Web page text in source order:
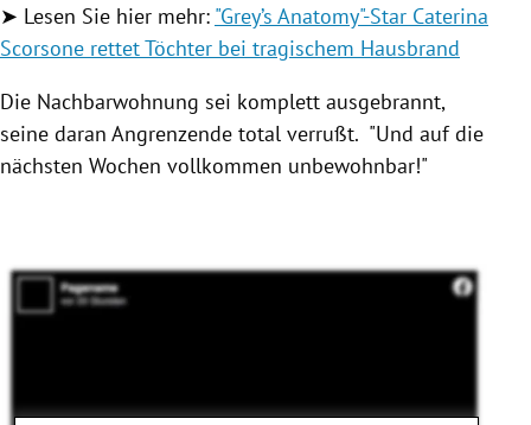
➤ Lesen Sie hier mehr: "Grey’s Anatomy"-Star Caterina
Scorsone rettet Töchter bei tragischem Hausbrand
Die Nachbarwohnung sei komplett ausgebrannt,
seine daran Angrenzende total verrußt. "Und auf die
nächsten Wochen vollkommen unbewohnbar!"